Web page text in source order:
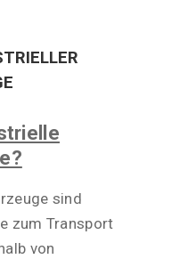
sind
zum Transport
von